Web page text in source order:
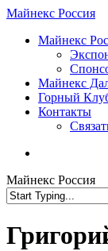
Skip
main
Майнекс Россия
Menu
Майнекс
Майнекс
Горный
Контакты
Майнекс Россия
Search